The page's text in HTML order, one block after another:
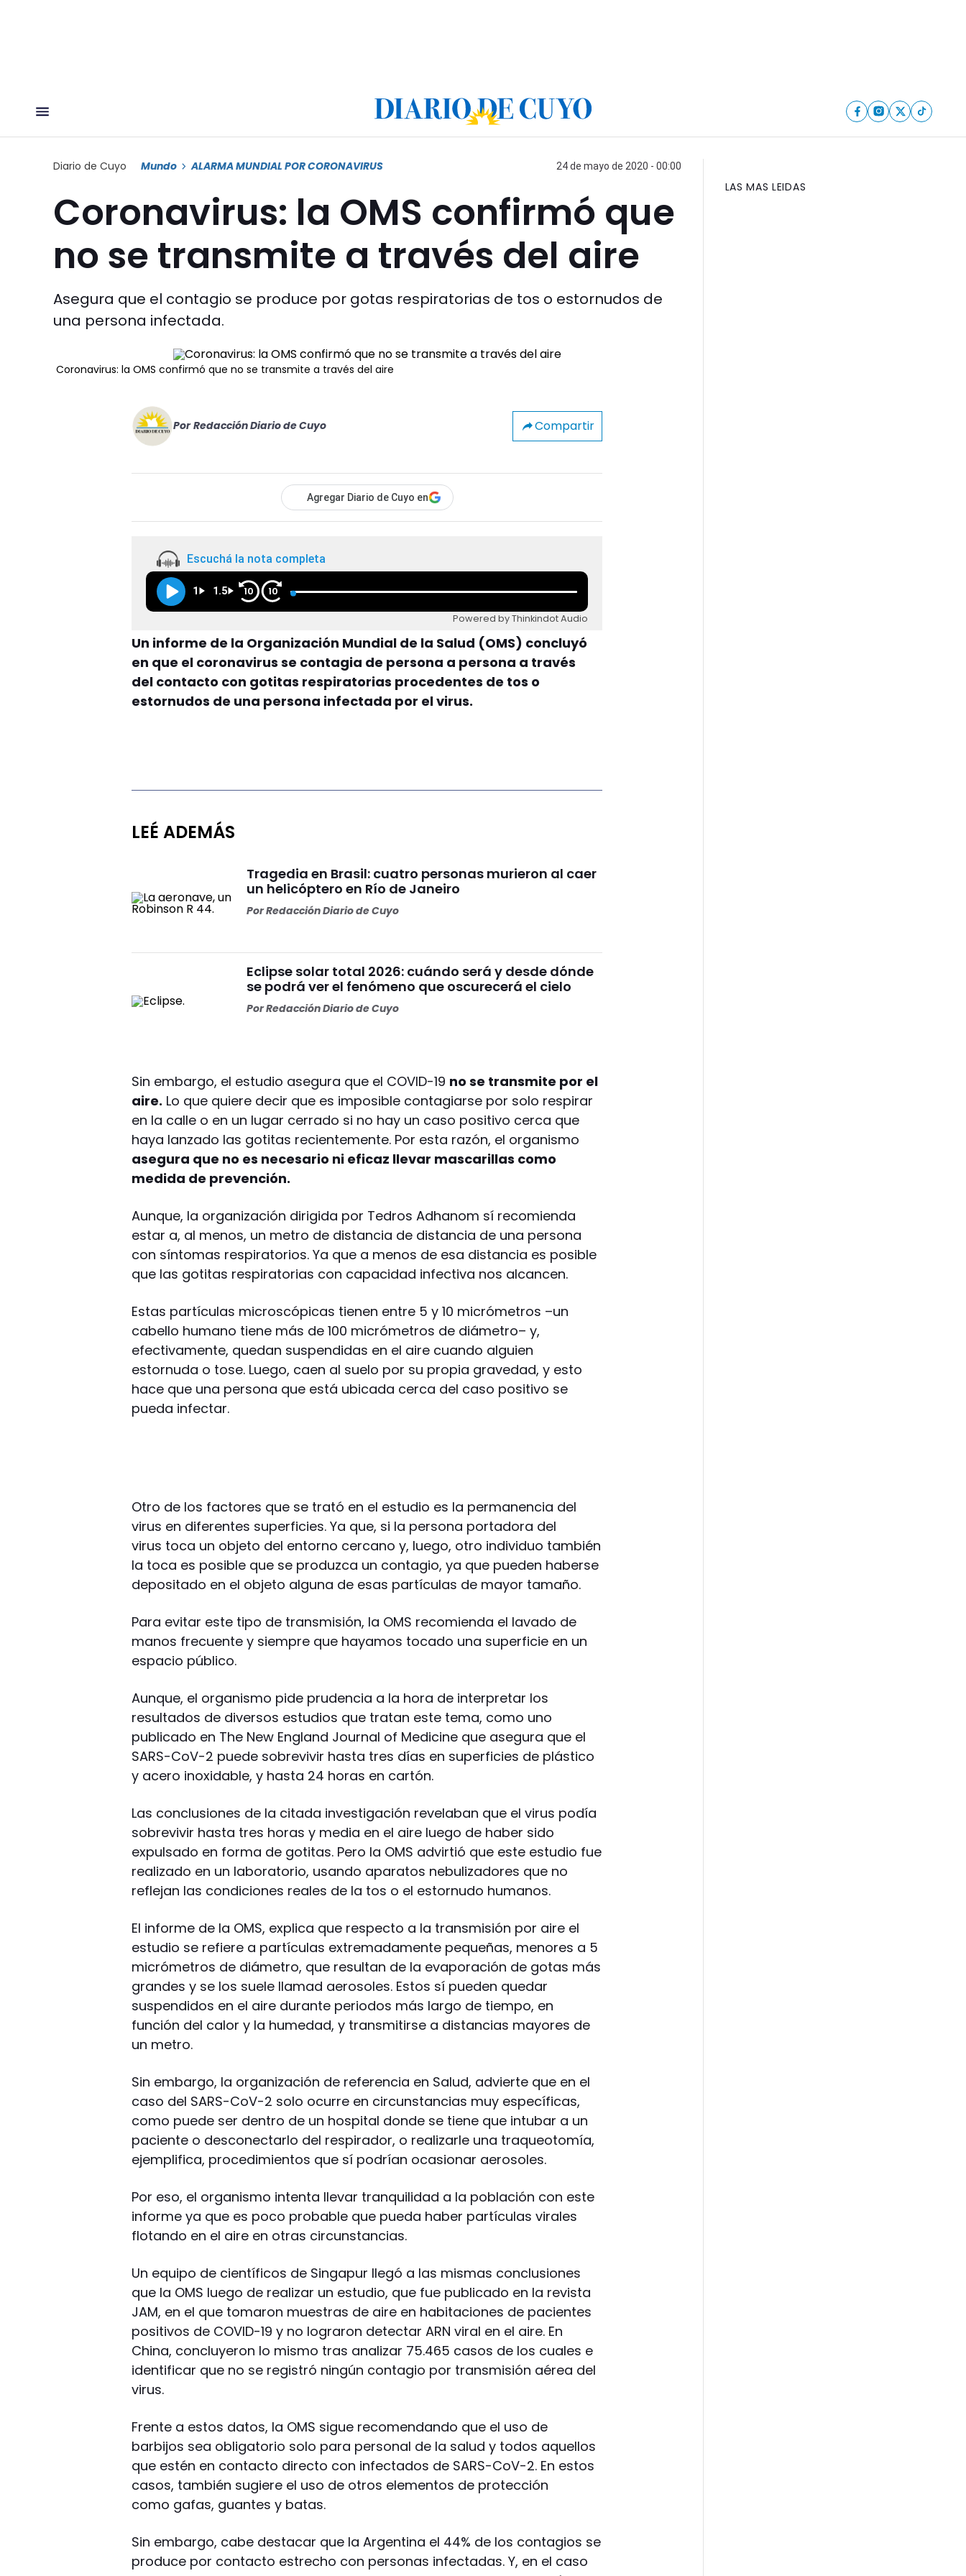
Diario de Cuyo Mundo ALARMA MUNDIAL POR CORONAVIRUS 24 de mayo de 2020 - 00:00
Coronavirus: la OMS confirmó que
no se transmite a través del aire
Asegura que el contagio se produce por gotas respiratorias de tos o estornudos de
una persona infectada.
Coronavirus: la OMS confirmó que no se transmite a través del aire
Por Redacción Diario de Cuyo Compartir
Agregar Diario de Cuyo en
Escuchá la nota completa
1 1.5 10 10
Powered by Thinkindot Audio
Un informe de la Organización Mundial de la Salud (OMS) concluyó
en que el coronavirus se contagia de persona a persona a través
del contacto con gotitas respiratorias procedentes de tos o
estornudos de una persona infectada por el virus.
LEÉ ADEMÁS
Tragedia en Brasil: cuatro personas murieron al caer
un helicóptero en Río de Janeiro
PorRedacción Diario de Cuyo
Eclipse solar total 2026: cuándo será y desde dónde
se podrá ver el fenómeno que oscurecerá el cielo
PorRedacción Diario de Cuyo
Sin embargo, el estudio asegura que el COVID-19 no se transmite por el
aire. Lo que quiere decir que es imposible contagiarse por solo respirar
en la calle o en un lugar cerrado si no hay un caso positivo cerca que
haya lanzado las gotitas recientemente. Por esta razón, el organismo
asegura que no es necesario ni eficaz llevar mascarillas como
medida de prevención.
Aunque, la organización dirigida por Tedros Adhanom sí recomienda
estar a, al menos, un metro de distancia de distancia de una persona
con síntomas respiratorios. Ya que a menos de esa distancia es posible
que las gotitas respiratorias con capacidad infectiva nos alcancen.
Estas partículas microscópicas tienen entre 5 y 10 micrómetros –un
cabello humano tiene más de 100 micrómetros de diámetro– y,
efectivamente, quedan suspendidas en el aire cuando alguien
estornuda o tose. Luego, caen al suelo por su propia gravedad, y esto
hace que una persona que está ubicada cerca del caso positivo se
pueda infectar.
Otro de los factores que se trató en el estudio es la permanencia del
virus en diferentes superficies. Ya que, si la persona portadora del
virus toca un objeto del entorno cercano y, luego, otro individuo también
la toca es posible que se produzca un contagio, ya que pueden haberse
depositado en el objeto alguna de esas partículas de mayor tamaño.
Para evitar este tipo de transmisión, la OMS recomienda el lavado de
manos frecuente y siempre que hayamos tocado una superficie en un
espacio público.
Aunque, el organismo pide prudencia a la hora de interpretar los
resultados de diversos estudios que tratan este tema, como uno
publicado en The New England Journal of Medicine que asegura que el
SARS-CoV-2 puede sobrevivir hasta tres días en superficies de plástico
y acero inoxidable, y hasta 24 horas en cartón.
Las conclusiones de la citada investigación revelaban que el virus podía
sobrevivir hasta tres horas y media en el aire luego de haber sido
expulsado en forma de gotitas. Pero la OMS advirtió que este estudio fue
realizado en un laboratorio, usando aparatos nebulizadores que no
reflejan las condiciones reales de la tos o el estornudo humanos.
El informe de la OMS, explica que respecto a la transmisión por aire el
estudio se refiere a partículas extremadamente pequeñas, menores a 5
micrómetros de diámetro, que resultan de la evaporación de gotas más
grandes y se los suele llamad aerosoles. Estos sí pueden quedar
suspendidos en el aire durante periodos más largo de tiempo, en
función del calor y la humedad, y transmitirse a distancias mayores de
un metro.
Sin embargo, la organización de referencia en Salud, advierte que en el
caso del SARS-CoV-2 solo ocurre en circunstancias muy específicas,
como puede ser dentro de un hospital donde se tiene que intubar a un
paciente o desconectarlo del respirador, o realizarle una traqueotomía,
ejemplifica, procedimientos que sí podrían ocasionar aerosoles.
Por eso, el organismo intenta llevar tranquilidad a la población con este
informe ya que es poco probable que pueda haber partículas virales
flotando en el aire en otras circunstancias.
Un equipo de científicos de Singapur llegó a las mismas conclusiones
que la OMS luego de realizar un estudio, que fue publicado en la revista
JAM, en el que tomaron muestras de aire en habitaciones de pacientes
positivos de COVID-19 y no lograron detectar ARN viral en el aire. En
China, concluyeron lo mismo tras analizar 75.465 casos de los cuales e
identificar que no se registró ningún contagio por transmisión aérea del
virus.
Frente a estos datos, la OMS sigue recomendando que el uso de
barbijos sea obligatorio solo para personal de la salud y todos aquellos
que estén en contacto directo con infectados de SARS-CoV-2. En estos
casos, también sugiere el uso de otros elementos de protección
como gafas, guantes y batas.
Sin embargo, cabe destacar que la Argentina el 44% de los contagios se
produce por contacto estrecho con personas infectadas. Y, en el caso
LAS MAS LEIDAS